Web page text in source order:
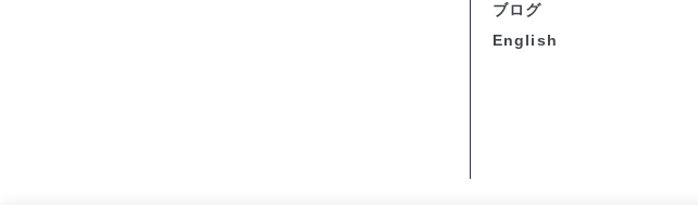
ブログ
English